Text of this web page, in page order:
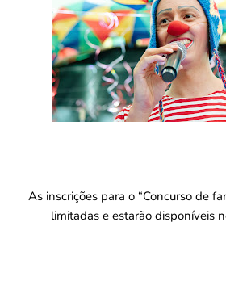
As inscrições para o “Concurso de
limitadas e estarão disponíveis